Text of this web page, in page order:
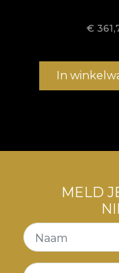
€
In
MELD
Naam